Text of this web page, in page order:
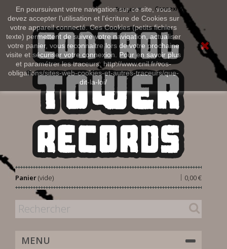
En poursuivant votre navigation sur ce site, vous
devez accepter l’utilisation et l'écriture de Cookies sur
votre appareil connecté. Ces Cookies (petits fichiers
texte) permettent de suivre votre navigation, actualiser
votre panier, vous reconnaitre lors de votre prochaine
visite et sécuriser votre connexion. Pour en savoir plus
et paramétrer les traceurs: http://www.cnil.fr/vos-
obligations/sites-web-cookies-et-autres-traceurs/que-
dit-la-loi/
Connexion
Français
Panier 0,00 €
|
(vide)
MENU